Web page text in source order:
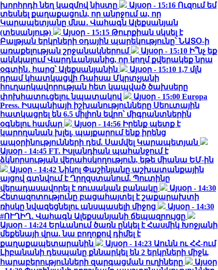
խորհրդի նեղ կազմով նիստը
Այսօր - 15:16 Ուզում եմ
տեսնել քաղաքացուն, որ անրջում ա, որ
Կարապետյանը մնա․ Վահագն Ալեքսանյան
(տեսանյութ)
Այսօր - 15:15 Թուրքիան սկսել է
Բալթյան երկրների օդային պարեկությունը՝ ՆԱՏՕ-ի
առաքելության շրջանակներում
Այսօր - 15:10 Ի՞նչ եք
ակնկալում Վարդևանյանից, որ կողմ քվերակեք նրա
օգտին․ հարց՝ Ալեքսանյանին
Այսօր - 15:10 1,7 մլն
դրամ կհատկացվի Ռաիսա Մկրտչյանի
հուղարկավորության հետ կապված ծախսերը
փոխհատուցելու նպատակով
Այսօր - 15:00 Europa
Press. Իսպանիայի իշխանությունները Սեուտային
հատկացրել են 6.5 միլիոն եվրո՝ միգրանտներին
օգնելու համար
Այսօր - 14:56 Իրենք պետք է
կարողանան խլել, պայքարում ենք իրենց
ապօրինությունների դեմ. Սամվել Կարապետյան
Այսօր - 14:45 FT. Իսլանդիան պահանջում է
ձկնորսության վերահսկողություն, եթե միանա ԵՄ-ին
Այսօր - 14:42 Նիկոլ Փաշինյանը աշխատանքային
այցով գտնվում է Ղրղզստանում. Պուտինը
վերադասավորել է ռուսական բանակը
Այսօր - 14:30
Հետազոտությունը բացահայտել է շաքարախտի
ռիսկը նվազեցնելու անսպասելի միջոց
Այսօր - 14:30
#ՈՒՂԻՂ․ Վահագն Ալեքսանյանի ճեպազրույցը
Այսօր - 14:24 Երևանում ծառն ընկել է Հասմիկ Խոջյանի
մեքենայի վրա. նա բողոքով դիմել է
քաղաքապետարանին
Այսօր - 14:23 Աունն ու ՀՀ-ում
Լիբանանի դեսպանը քննարկել են 2 երկրների միջև
հարաբերությունների զարգացման ուղիները
Այսօր